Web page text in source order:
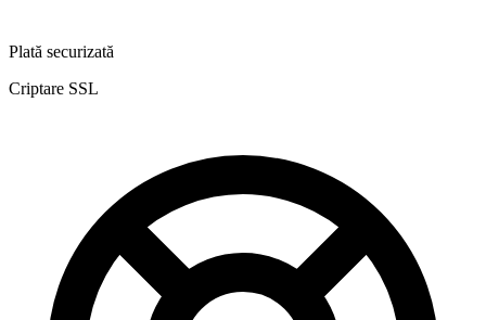
Plată securizată
Criptare SSL